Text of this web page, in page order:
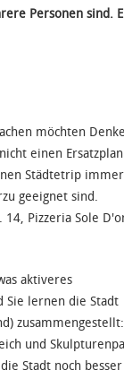
Personen sind.
möchten
einen
Städtetrip
geeignet sind.
Pizzeria Sole
aktiveres
Sie lernen die Stadt
zusammengestellt:
und
Stadt noch besser